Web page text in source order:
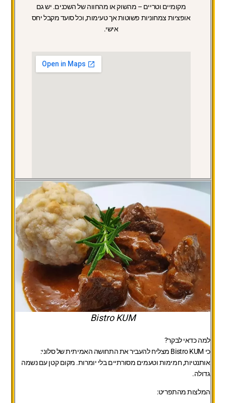
מקומיים וטריים – מהשוק או מהחווה של השכנים. יש גם
אופציות צמחוניות פשוטות אך טעימות, וכל סועד מקבל יחס
אישי.
Bistro KUM
למה כדאי לבקר?
כי Bistro KUM מצליח להעביר את התחושה האמיתית של סלוני:
אותנטיות, חמימות וטעמים מסורתיים בלי יומרות. מקום קטן עם נשמה
גדולה.
המלצות מהתפריט: